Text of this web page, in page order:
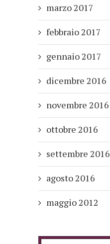
marzo 2017
febbraio 2017
gennaio 2017
dicembre 2016
novembre 2016
ottobre 2016
settembre 2016
agosto 2016
maggio 2012